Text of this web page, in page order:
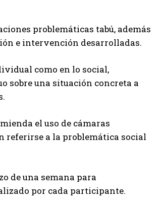
problemáticas tabú, además
e intervención desarrolladas.
como en lo social,
sobre una situación concreta a
el uso de cámaras
referirse a la problemática social
de una semana para
por cada participante.